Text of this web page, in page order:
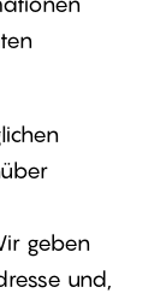
geben
und,